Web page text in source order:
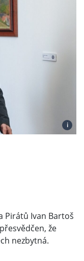
i
Pirátů Ivan Bartoš
že
nezbytná.